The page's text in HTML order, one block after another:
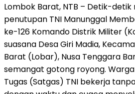
Lombok Barat, NTB – Detik-detik
penutupan TNI Manunggal
ke-126 Komando Distrik Militer
suasana Desa Giri Madia,
Barat (Lobar), Nusa Tenggara
semangat gotong royong.
Tugas (Satgas) TNI bekerja